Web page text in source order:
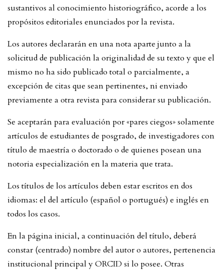
sustantivos al conocimiento historiográfico, acorde a los
propósitos editoriales enunciados por la revista.
Los autores declararán en una nota aparte junto a la
solicitud de publicación la originalidad de su texto y que el
mismo no ha sido publicado total o parcialmente, a
excepción de citas que sean pertinentes, ni enviado
previamente a otra revista para considerar su publicación.
Se aceptarán para evaluación por «pares ciegos» solamente
artículos de estudiantes de posgrado, de investigadores con
título de maestría o doctorado o de quienes posean una
notoria especialización en la materia que trata.
Los títulos de los artículos deben estar escritos en dos
idiomas: el del artículo (español o portugués) e inglés en
todos los casos.
En la página inicial, a continuación del título, deberá
constar (centrado) nombre del autor o autores, pertenencia
institucional principal y ORCID si lo posee. Otras